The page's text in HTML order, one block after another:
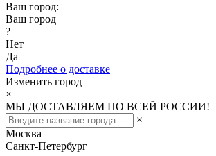
Ваш город:
Ваш город
?
Нет
Да
Подробнее о доставке
Изменить город
×
МЫ ДОСТАВЛЯЕМ ПО ВСЕЙ РОССИИ!
×
Москва
Санкт-Петербург